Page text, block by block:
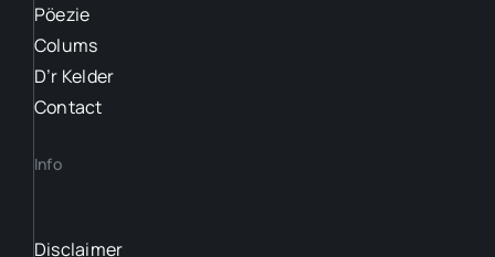
Pöezie
Colums
D’r Kelder
Contact
Info
Disclaimer